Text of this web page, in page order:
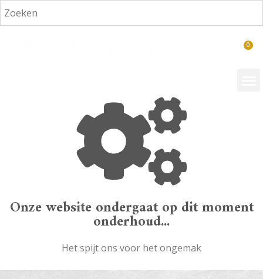
Onze website ondergaat op dit moment
onderhoud...
Het spijt ons voor het ongemak